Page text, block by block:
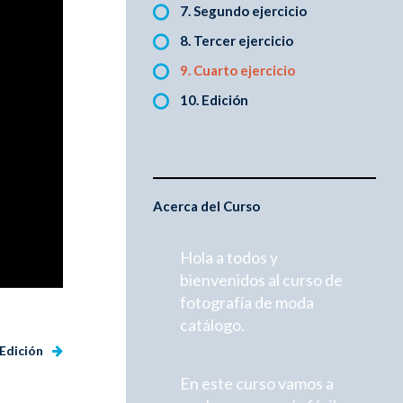
7. Segundo ejercicio
8. Tercer ejercicio
9. Cuarto ejercicio
10. Edición
Acerca del Curso
Hola a todos y
bienvenidos al curso de
fotografía de moda
catálogo.
En este curso vamos a